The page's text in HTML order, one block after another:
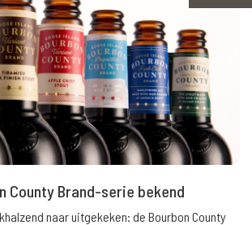
County Brand-serie bekend
naar uitgekeken: de Bourbon County